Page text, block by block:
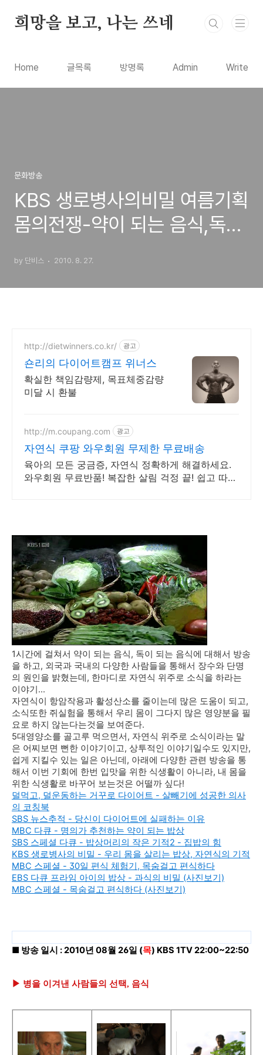
희망을 보고, 나는 쓰네
Home 글목록 방명록 Admin Write
문화방송
KBS 생로병사의비밀 여름기획
몸의전쟁-약이 되는 음식,독이
by 단비스 2010. 8. 27.
http://dietwinners.co.kr/ 광고
숀리의 다이어트캠프 위너스
확실한 책임감량제, 목표체중감량
미달 시 환불
http://m.coupang.com 광고
자연식 쿠팡 와우회원 무제한 무료배송
육아의 모든 궁금증, 자연식 정확하게 해결하세요.
와우회원 무료반품! 복잡한 살림 걱정 끝! 쉽고 따라
1시간에 걸쳐서 약이 되는 음식, 독이 되는 음식에 대해서 방송
을 하고, 외국과 국내의 다양한 사람들을 통해서 장수와 단명
의 원인을 밝혔는데, 한마디로 자연식 위주로 소식을 하라는
이야기...
자연식이 항암작용과 활성산소를 줄이는데 많은 도움이 되고,
소식또한 쥐실험을 통해서 우리 몸이 그다지 많은 영양분을 필
요로 하지 않는다는것을 보여준다.
5대영양소를 골고루 먹으면서, 자연식 위주로 소식이라는 말
은 어찌보면 뻔한 이야기이고, 상투적인 이야기일수도 있지만,
쉽게 지킬수 있는 일은 아닌데, 아래에 다양한 관련 방송을 통
해서 이번 기회에 한번 입맛을 위한 식생활이 아니라, 내 몸을
위한 식생활로 바꾸어 보는것은 어떨까 싶다!
덜먹고, 덜운동하는 거꾸로 다이어트 - 살빼기에 성공한 의사
의 코칭북
SBS 뉴스추적 - 당신이 다이어트에 실패하는 이유
MBC 다큐 - 명의가 추천하는 약이 되는 밥상
SBS 스페셜 다큐 - 밥상머리의 작은 기적2 - 집밥의 힘
KBS 생로병사의 비밀 - 우리 몸을 살리는 밥상, 자연식의 기적
MBC 스페셜 - 30일 편식 체험기, 목숨걸고 편식하다
EBS 다큐 프라임 아이의 밥상 - 과식의 비밀 (사진보기)
MBC 스페셜 - 목숨걸고 편식하다 (사진보기)
■ 방송 일시 : 2010년 08월 26일 (목) KBS 1TV 22:00~22:50
▶ 병을 이겨낸 사람들의 선택, 음식